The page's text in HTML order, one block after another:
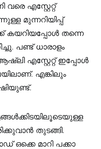
എസ്റ്റേറ്റ്
മുന്നറിയിപ്പ്
തന്നെ
പണ്ട് ധാരാളം
എസ്റ്റേറ്റ് ഇപ്പോൾ
എങ്കിലും
തുടങ്ങി.
ഒക്കെ മാറി പക്കാ